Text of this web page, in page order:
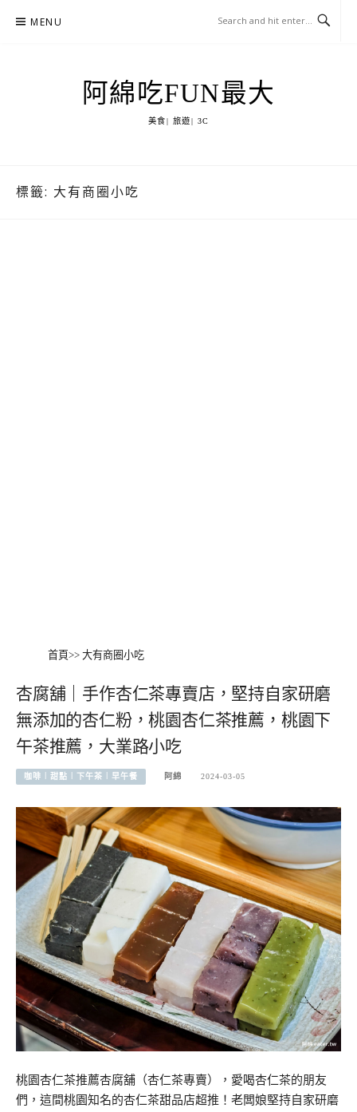
MENU
阿綿吃FUN最大
美食| 旅遊| 3C
標籤: 大有商圈小吃
首頁>> 大有商圈小吃
杏腐舖｜手作杏仁茶專賣店，堅持自家研磨
無添加的杏仁粉，桃園杏仁茶推薦，桃園下
午茶推薦，大業路小吃
咖啡︱甜點︱下午茶︱早午餐 阿綿 2024-03-05
桃園杏仁茶推薦杏腐舖（杏仁茶專賣），愛喝杏仁茶的朋友
們，這間桃園知名的杏仁茶甜品店超推！老闆娘堅持自家研磨